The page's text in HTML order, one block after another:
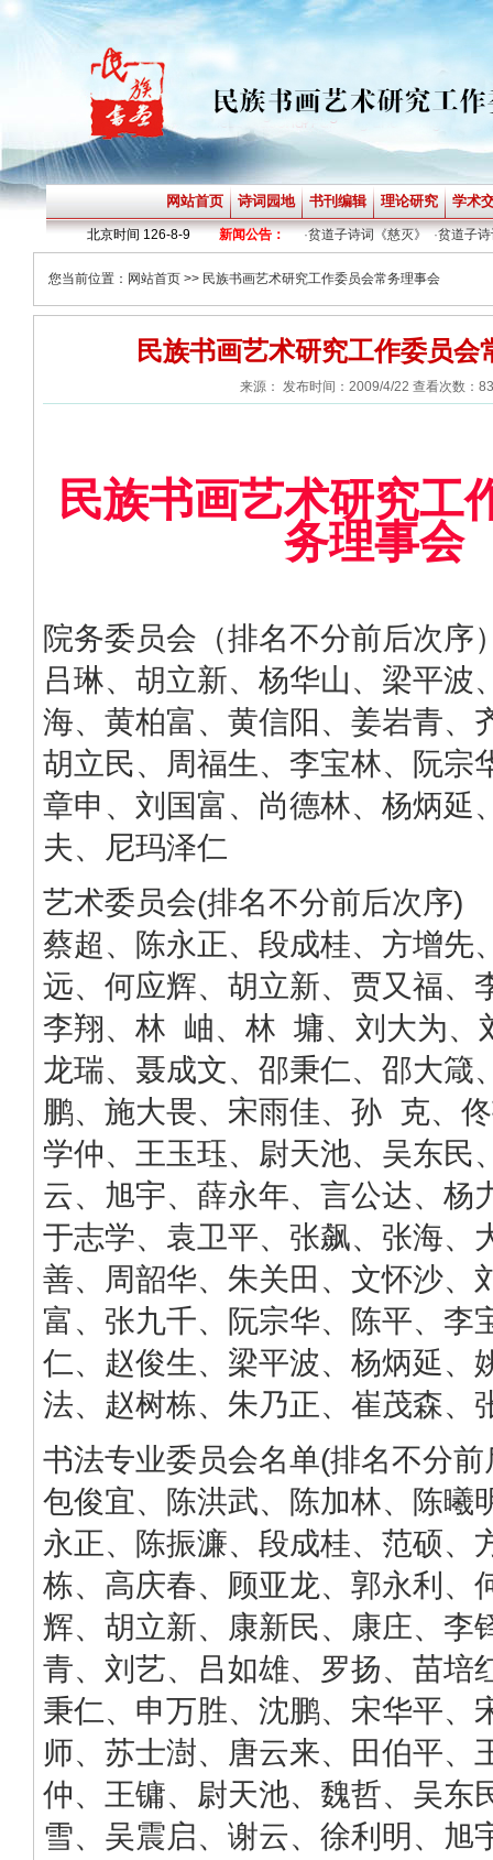
网站首页 诗词园地 书刊编辑 理论研究 学术
北京时间 126-8-9 新闻公告：
贫道子诗词《神定》·贫道子诗词《烟火》 · 贫道子诗词《慈灭》·贫道子诗词
您当前位置： 网站首页 >> 民族书画艺术研究工作委员会常务理事会
民族书画艺术研究工作委员会
来源： 发布时间：2009/4/22 查看次数：
民族书画艺术研究工
务理事会
院务委员会（排名不分前后次序
吕琳、胡立新、杨华山、梁平波
海、黄柏富、黄信阳、姜岩青、
胡立民、周福生、李宝林、阮宗
章申、刘国富、尚德林、杨炳延
夫、尼玛泽仁
艺术委员会(排名不分前后次序)
蔡超、陈永正、段成桂、方增先
远、何应辉、胡立新、贾又福、
李翔、林 岫、林 墉、刘大为、
龙瑞、聂成文、邵秉仁、邵大箴
鹏、施大畏、宋雨佳、孙 克、
学仲、王玉珏、尉天池、吴东民
云、旭宇、薛永年、言公达、杨
于志学、袁卫平、张飙、张海、
善、周韶华、朱关田、文怀沙、
富、张九千、阮宗华、陈平、李
仁、赵俊生、梁平波、杨炳延、
法、赵树栋、朱乃正、崔茂森、
书法专业委员会名单(排名不分前
包俊宜、陈洪武、陈加林、陈曦
永正、陈振濂、段成桂、范硕、
栋、高庆春、顾亚龙、郭永利、
辉、胡立新、康新民、康庄、李
青、刘艺、吕如雄、罗扬、苗培
秉仁、申万胜、沈鹏、宋华平、
师、苏士澍、唐云来、田伯平、
仲、王镛、尉天池、魏哲、吴东
雪、吴震启、谢云、徐利明、旭